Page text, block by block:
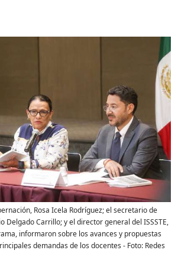
Rosa Icela Rodríguez; el secretario de
Delgado Carrillo; y el director general del ISSSTE,
informaron sobre los avances y propuestas
demandas de los docentes - Foto: Redes